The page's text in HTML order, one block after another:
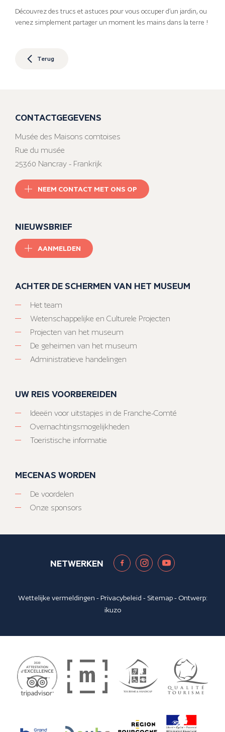
Découvrez des trucs et astuces pour vous occuper d’un jardin, ou
venez simplement partager un moment les mains dans la terre !
Terug
CONTACTGEGEVENS
Musée des Maisons comtoises
Rue du musée
25360 Nancray - Frankrijk
NEEM CONTACT MET ONS OP
NIEUWSBRIEF
AANMELDEN
ACHTER DE SCHERMEN VAN HET MUSEUM
Het team
Wetenschappelijke en Culturele Projecten
Projecten van het museum
De geheimen van het museum
Administratieve handelingen
UW REIS VOORBEREIDEN
Ideeën voor uitstapjes in de Franche-Comté
Overnachtingsmogelijkheden
Toeristische informatie
MECENAS WORDEN
De voordelen
Onze sponsors
NETWERKEN
Wettelijke vermeldingen -Privacybeleid - Sitemap- Ontwerp:
ikuzo